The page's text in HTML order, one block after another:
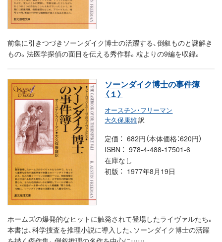
前集に引きつづきソーンダイク博士の活躍する、倒叙ものと謎解き
もの。法医学探偵の面目を伝える秀作群。粒よりの9編を収録。
ソーンダイク博士の事件簿
〈１〉
オースチン・フリーマン
大久保康雄訳
定価
682円（本体価格：620円）
ISBN
978-4-488-17501-6
在庫なし
初版
1977年8月19日
ホームズの爆発的なヒットに触発されて登場したライヴァルたち。
本書は、科学捜査を推理小説に導入した、ソーンダイク博士の活躍